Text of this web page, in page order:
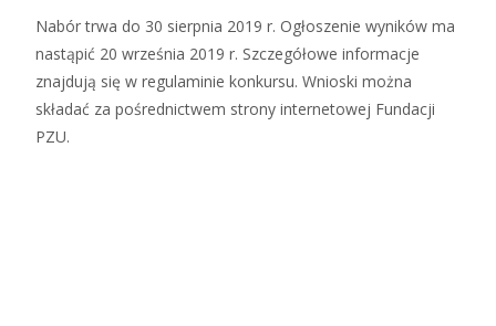
Nabór trwa do 30 sierpnia 2019 r. Ogłoszenie wyników ma
nastąpić 20 września 2019 r. Szczegółowe informacje
znajdują się w regulaminie konkursu. Wnioski można
składać za pośrednictwem strony internetowej Fundacji
PZU.